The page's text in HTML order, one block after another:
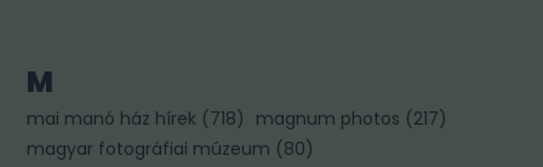
M
mai manó ház hírek (718) magnum photos (217)
magyar fotográfiai múzeum (80)